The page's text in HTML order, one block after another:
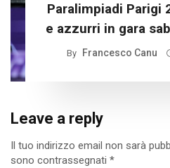
Paralimpiadi Parigi
e azzurri in gara
By Francesco Canu
Leave a reply
Il tuo indirizzo email non sarà
sono contrassegnati *